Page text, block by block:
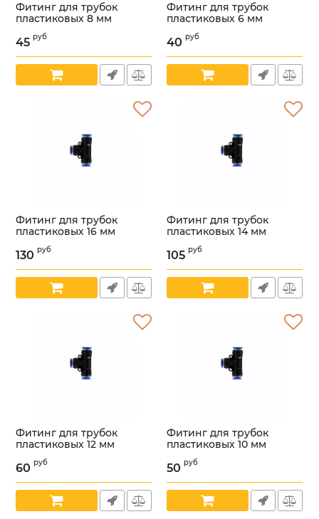
Фитинг для трубок
пластиковых 8 мм
тройник, пластиковый
(БелАК) /бак90308/
Артикул: УТ000004848
45 руб
Фитинг для трубок
пластиковых 6 мм
тройник, пластиковый
(БелАК) /бак90306/
Артикул: УТ000004849
40 руб
Фитинг для трубок
пластиковых 16 мм
тройник, пластиковый
(БелАК) /бак90316/
Артикул: УТ000004851
130 руб
Фитинг для трубок
пластиковых 14 мм
тройник, пластиковый
(БелАК) /бак90314/
Артикул: УТ000004846
105 руб
Фитинг для трубок
пластиковых 12 мм
тройник, пластиковый
(БелАК) /бак90312/
Артикул: УТ000004847
60 руб
Фитинг для трубок
пластиковых 10 мм
тройник, пластиковый
(БелАК) /бак90310/
Артикул: УТ000004850
50 руб